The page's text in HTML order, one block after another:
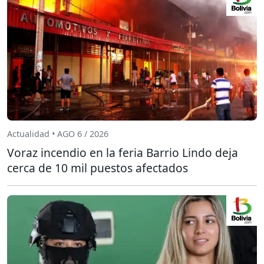
Actualidad • AGO 6 / 2026
Voraz incendio en la feria Barrio Lindo deja
cerca de 10 mil puestos afectados